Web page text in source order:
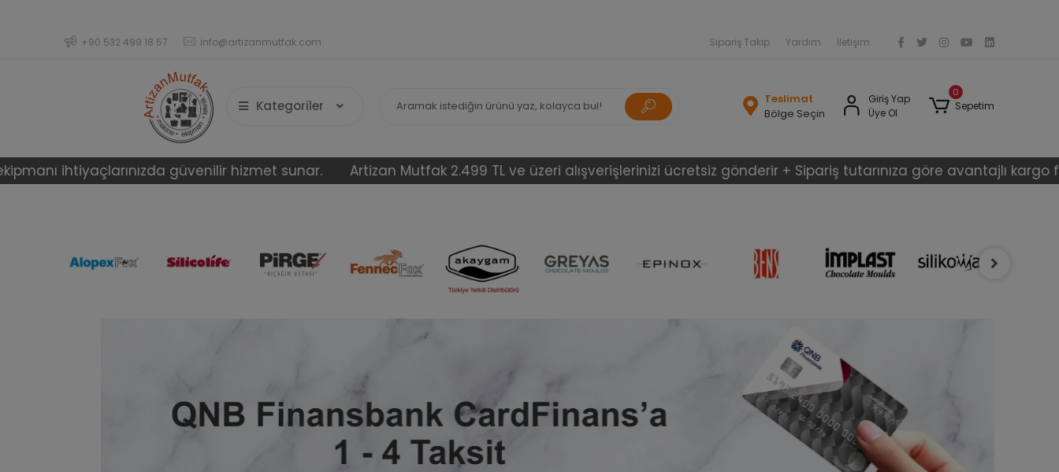
güvenilir hizmet sunar. Artizan Mutfak 2.499 TL ve üzeri alışverişlerinizi ücretsiz gönderir + Sipariş tutarınıza göre avantajlı kargo fiyatları
+90 532 499 18 57 info@artizanmutfak.com Sipariş Takip Yardım İletişim
Kategoriler
Teslimat
Bölge Seçin
Giriş Yap
Üye Ol
0
Sepetim